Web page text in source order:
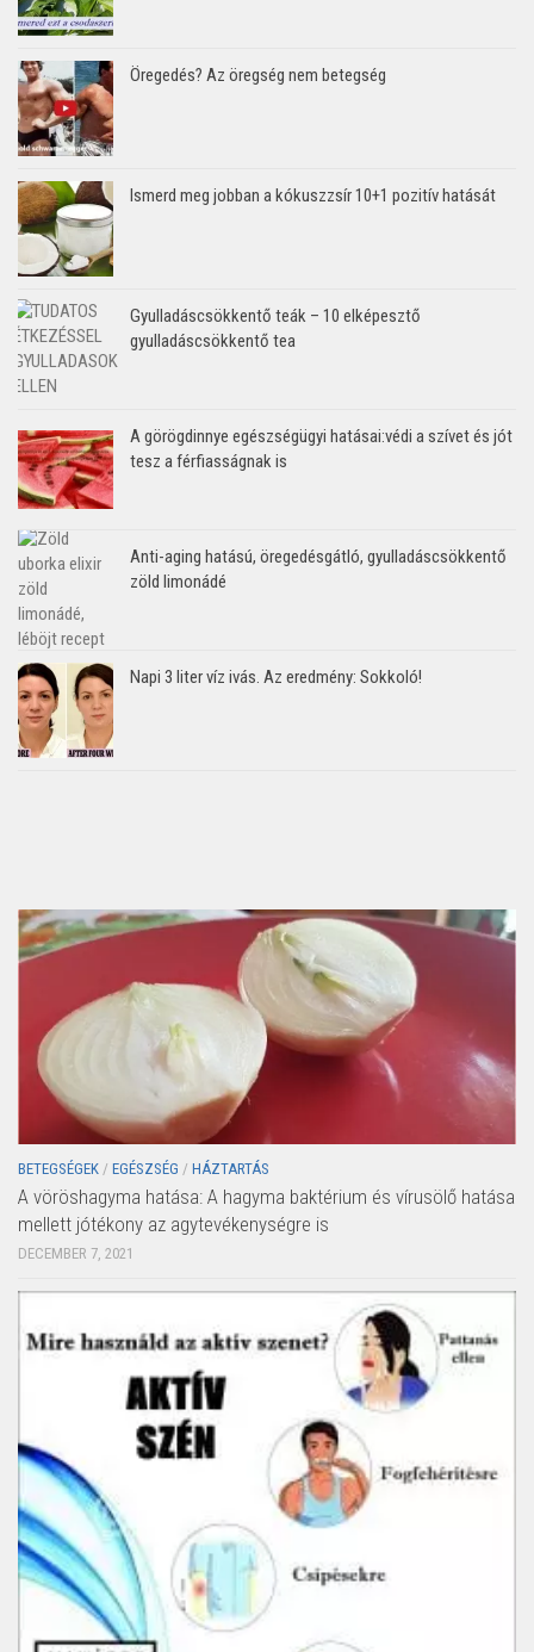
Öregedés? Az öregség nem betegség
Ismerd meg jobban a kókuszzsír 10+1 pozitív hatását
Gyulladáscsökkentő teák – 10 elképesztő
gyulladáscsökkentő tea
A görögdinnye egészségügyi hatásai:védi a szívet és jót
tesz a férfiasságnak is
Anti-aging hatású, öregedésgátló, gyulladáscsökkentő
zöld limonádé
Napi 3 liter víz ivás. Az eredmény: Sokkoló!
BETEGSÉGEK / EGÉSZSÉG / HÁZTARTÁS
A vöröshagyma hatása: A hagyma baktérium és vírusölő hatása
mellett jótékony az agytevékenységre is
DECEMBER 7, 2021